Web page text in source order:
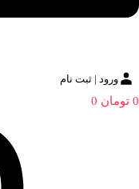
ورود | ثبت نام
0 تومان 0